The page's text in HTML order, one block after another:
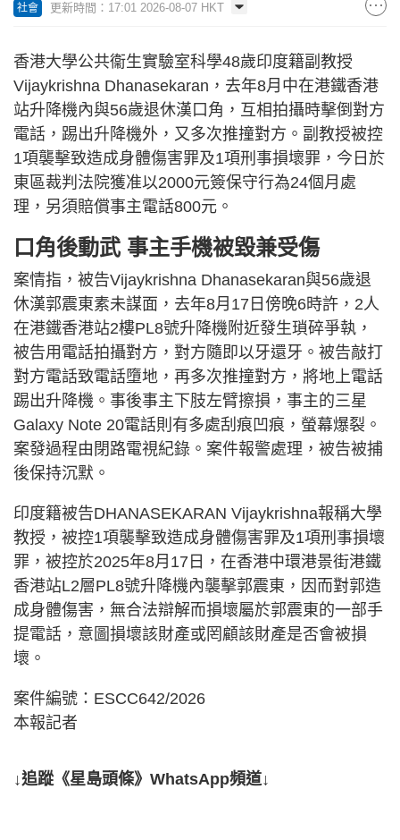
社會 更新時間：17:01 2026-08-07 HKT
香港大學公共衞生實驗室科學48歲印度籍副教授
Vijaykrishna Dhanasekaran，去年8月中在港鐵香港
站升降機內與56歲退休漢口角，互相拍攝時擊倒對方
電話，踢出升降機外，又多次推撞對方。副教授被控
1項襲擊致造成身體傷害罪及1項刑事損壞罪，今日於
東區裁判法院獲准以2000元簽保守行為24個月處
理，另須賠償事主電話800元。
口角後動武 事主手機被毀兼受傷
案情指，被告Vijaykrishna Dhanasekaran與56歲退
休漢郭震東素未謀面，去年8月17日傍晚6時許，2人
在港鐵香港站2樓PL8號升降機附近發生瑣碎爭執，
被告用電話拍攝對方，對方隨即以牙還牙。被告敲打
對方電話致電話墮地，再多次推撞對方，將地上電話
踢出升降機。事後事主下肢左臂擦損，事主的三星
Galaxy Note 20電話則有多處刮痕凹痕，螢幕爆裂。
案發過程由閉路電視紀錄。案件報警處理，被告被捕
後保持沉默。
印度籍被告DHANASEKARAN Vijaykrishna報稱大學
教授，被控1項襲擊致造成身體傷害罪及1項刑事損壞
罪，被控於2025年8月17日，在香港中環港景街港鐵
香港站L2層PL8號升降機內襲擊郭震東，因而對郭造
成身體傷害，無合法辯解而損壞屬於郭震東的一部手
提電話，意圖損壞該財產或罔顧該財產是否會被損
壞。
案件編號：ESCC642/2026
本報記者
↓追蹤《星島頭條》WhatsApp頻道↓